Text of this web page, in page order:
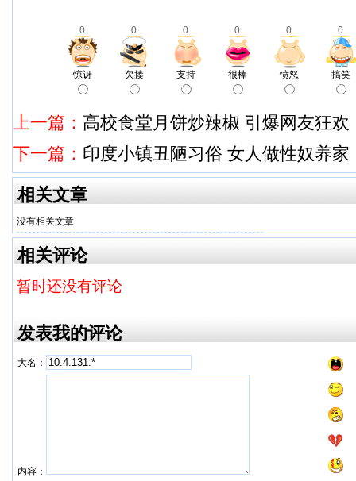
0 0 0 0 0 0
惊讶 欠揍 支持 很棒 愤怒 搞笑
上一篇： 高校食堂月饼炒辣椒 引爆网友狂欢
下一篇： 印度小镇丑陋习俗 女人做性奴养家
相关文章
没有相关文章
相关评论
暂时还没有评论
发表我的评论
大名：
内容：